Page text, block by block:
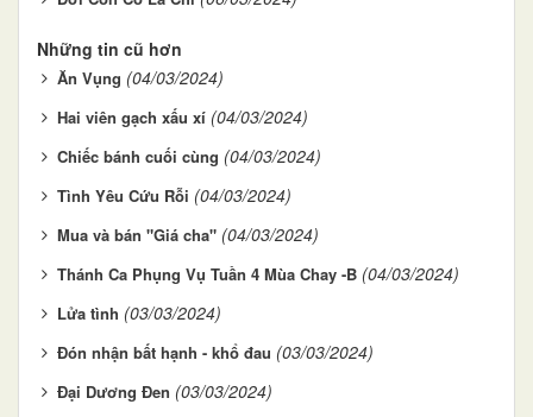
Những tin cũ hơn
Ăn Vụng (04/03/2024)
Hai viên gạch xấu xí (04/03/2024)
Chiếc bánh cuối cùng (04/03/2024)
Tình Yêu Cứu Rỗi (04/03/2024)
Mua và bán "Giá cha" (04/03/2024)
Thánh Ca Phụng Vụ Tuần 4 Mùa Chay -B (04/03/2024)
Lửa tình (03/03/2024)
Đón nhận bất hạnh - khổ đau (03/03/2024)
Đại Dương Đen (03/03/2024)